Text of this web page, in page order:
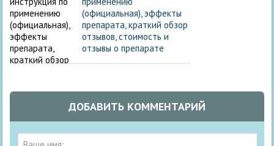
(официальная), эффекты
препарата, краткий обзор
отзывов, стоимость и
отзывы о препарате
ДОБАВИТЬ КОММЕНТАРИЙ